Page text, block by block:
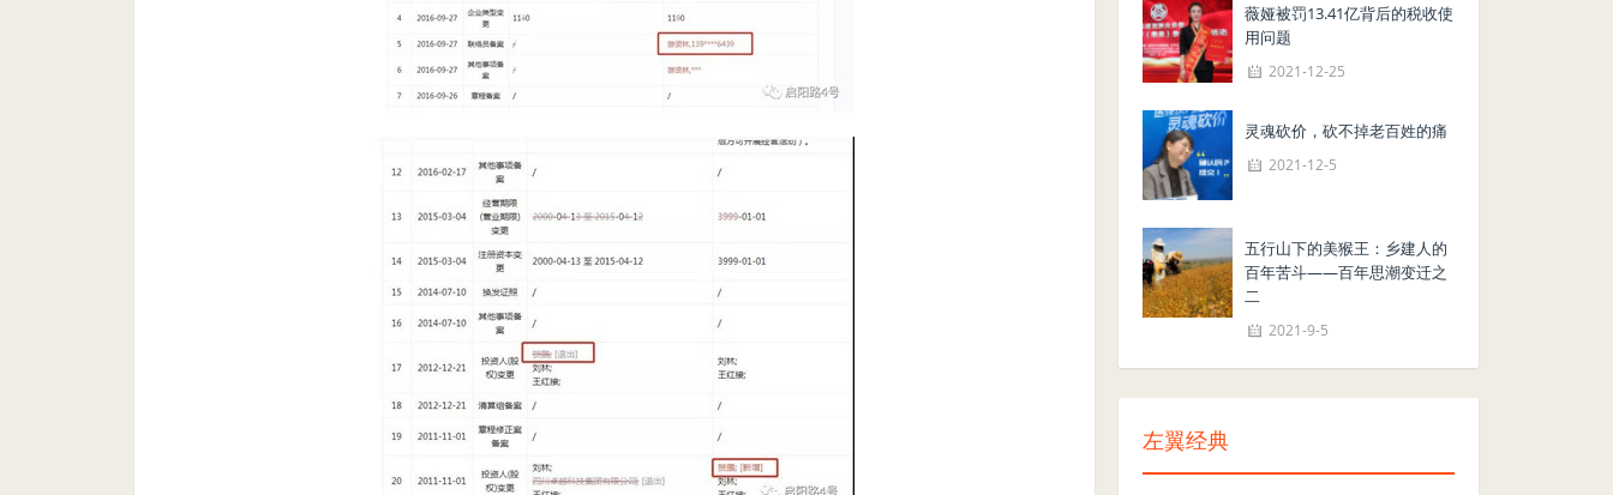
薇娅被罚13.41亿背后的税收使
用问题
2021-12-25
灵魂砍价，砍不掉老百姓的痛
2021-12-5
五行山下的美猴王：乡建人的
百年苦斗——百年思潮变迁之
二
2021-9-5
左翼经典